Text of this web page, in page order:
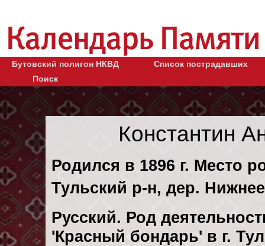
Бутовский полигон НКВД
Список пострадавших
Поиск
Константин
Родился в 1896 г. Место
Тульский р-н, дер.
Русский. Род
'Красный бондарь' в г.